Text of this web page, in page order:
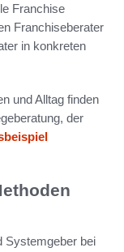
Franchise
Franchiseberater
in konkreten
und Alltag finden
der
Systemgeber bei